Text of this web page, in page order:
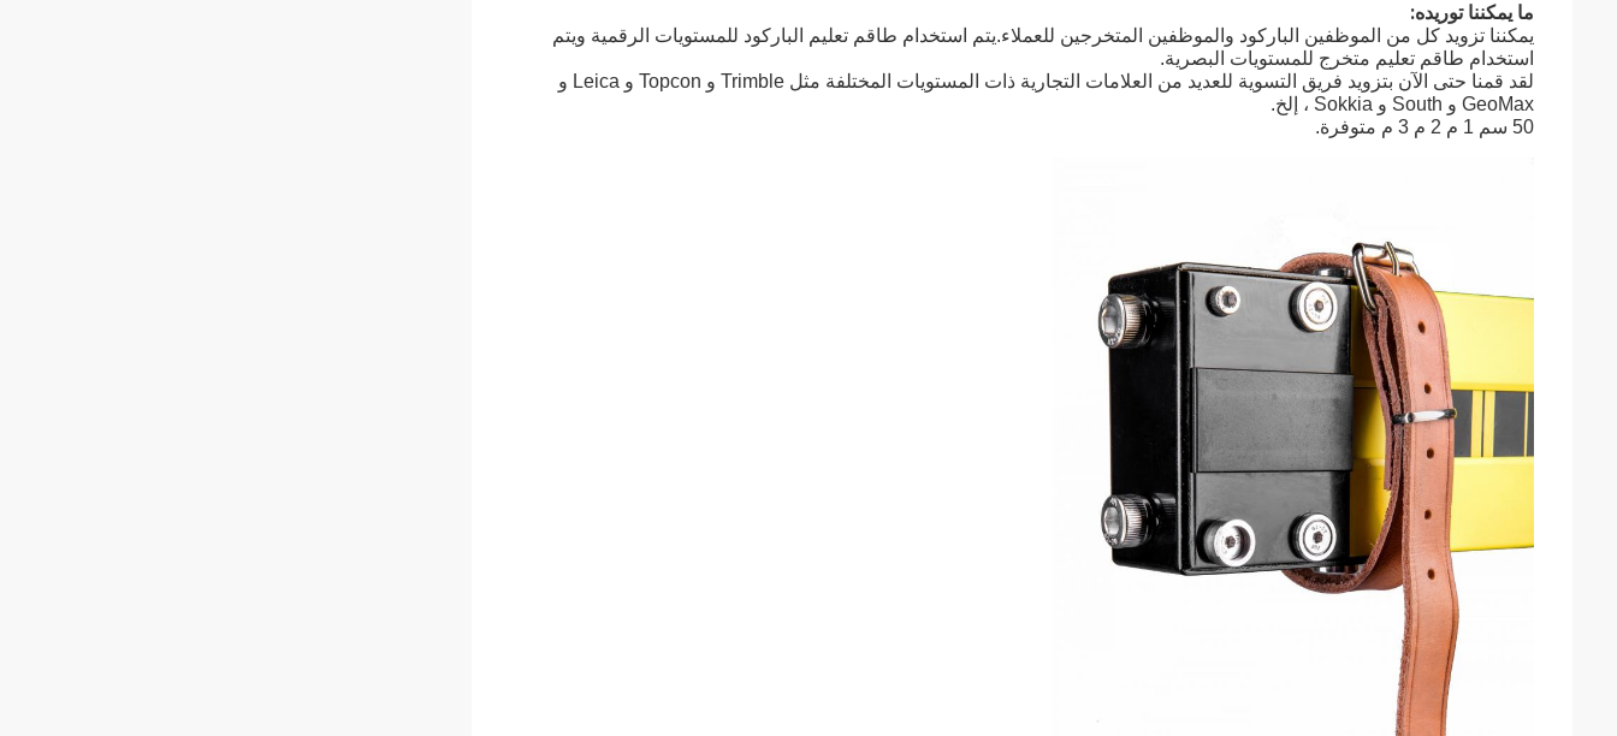
ما يمكننا توريده:
يمكننا تزويد كل من الموظفين الباركود والموظفين المتخرجين للعملاء.يتم استخدام طاقم تعليم الباركود للمستويات الرقمية ويتم
استخدام طاقم تعليم متخرج للمستويات البصرية.
لقد قمنا حتى الآن بتزويد فريق التسوية للعديد من العلامات التجارية ذات المستويات المختلفة مثل Trimble و Topcon و Leica و
GeoMax و South و Sokkia ، إلخ.
50 سم 1 م 2 م 3 م متوفرة.